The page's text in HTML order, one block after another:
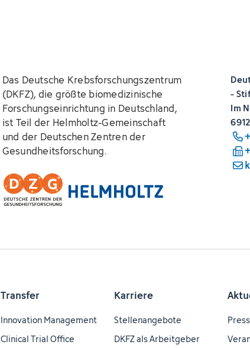
Das Deutsche Krebsforschungszentrum
(DKFZ), die größte biomedizinische
Forschungseinrichtung in Deutschland,
ist Teil der Helmholtz-Gemeinschaft
und der Deutschen Zentren der
Gesundheitsforschung.
-
Im
Transfer
Innovation Management
Clinical Trial Office
Karriere
Stellenangebote
DKFZ als Arbeitgeber